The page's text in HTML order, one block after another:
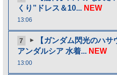
くり”ドレス＆10... NEW
13:06
7
【ガンダム閃光のハサ
アンダルシア 水着... NEW
13:00